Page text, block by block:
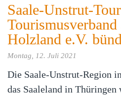
Saale-Unstrut-
Tourismusverband
Holzland e.V.
Montag, 12. Juli 2021
Die Saale-Unstrut-Region
das Saaleland in